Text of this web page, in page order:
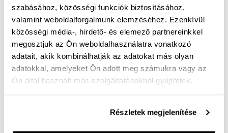
szabásához, közösségi funkciók biztosításához,
valamint weboldalforgalmunk elemzéséhez. Ezenkívül
közösségi média-, hirdető- és elemező partnereinkkel
megosztjuk az Ön weboldalhasználatra vonatkozó
adatait, akik kombinálhatják az adatokat más olyan
adatokkal, amelyeket Ön adott meg számukra vagy az
Ön által használt más szolgáltatásokból gyűjtöttek.
Részletek megjelenítése
A sportos elegancia és a kényelmes viselet tökéletes
találkozása! Ez a férfi utcai papucs prémium
minőségű, mélybarna nubuk bőr felsőrésszel készült,
amely időtálló megjelenést és természetes komfortot
biztosít. A tépőzáras pánt segítségével könnyedén a
lábformához igazítható, így stabil és kényelmes